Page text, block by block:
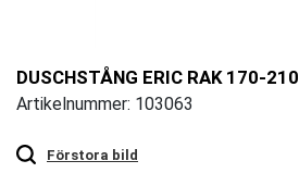
DUSCHSTÅNG ERIC RAK 170-210
Artikelnummer: 103063
Förstora bild
zoom